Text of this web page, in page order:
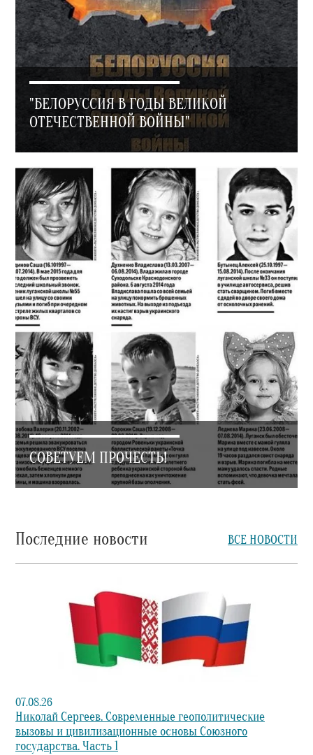
"БЕЛОРУССИЯ В ГОДЫ ВЕЛИКОЙ
ОТЕЧЕСТВЕННОЙ ВОЙНЫ"
СОВЕТУЕМ ПРОЧЕСТЬ!
Последние новости ВСЕ НОВОСТИ
07.08.26
Николай Сергеев. Современные геополитические
вызовы и цивилизационные основы Союзного
государства. Часть 1